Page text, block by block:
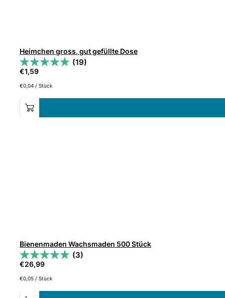
Heimchen gross, gut gefüllte Dose
(19)
€1,59
€0,04 /Stück
Bienenmaden Wachsmaden 500 Stück
(3)
€26,99
€0,05 /Stück